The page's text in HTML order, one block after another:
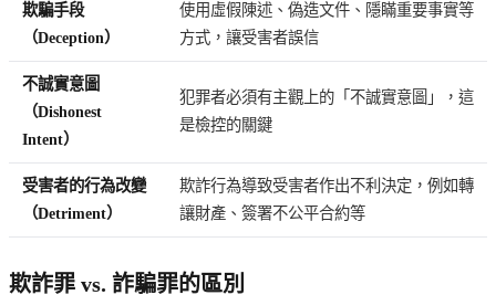
欺騙手段
（Deception）
使用虛假陳述、偽造文件、隱瞞重要事實等
方式，讓受害者誤信
不誠實意圖
（Dishonest
Intent）
犯罪者必須有主觀上的「不誠實意圖」，這
是檢控的關鍵
受害者的行為改變
（Detriment）
欺詐行為導致受害者作出不利決定，例如轉
讓財產、簽署不公平合約等
欺詐罪 vs. 詐騙罪的區別